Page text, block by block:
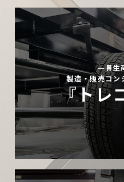
一貫生
製造・販売コン
『トレ